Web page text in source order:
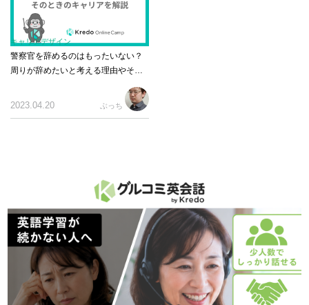
ぶっち
キャリアデザイン
警察官を辞めるのはもったいない？
周りが辞めたいと考える理由やその
2023.04.20